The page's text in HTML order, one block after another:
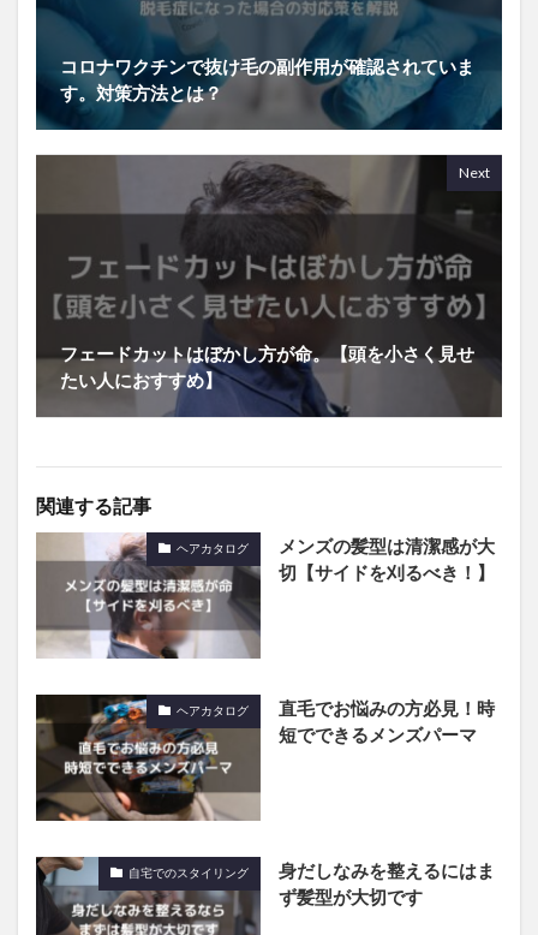
コロナワクチンで抜け毛の副作用が確認されていま
す。対策方法とは？
Next
フェードカットはぼかし方が命。【頭を小さく見せ
たい人におすすめ】
関連する記事
ヘアカタログ
メンズの髪型は清潔感が大
切【サイドを刈るべき！】
ヘアカタログ
直毛でお悩みの方必見！時
短でできるメンズパーマ
自宅でのスタイリング
身だしなみを整えるにはま
ず髪型が大切です